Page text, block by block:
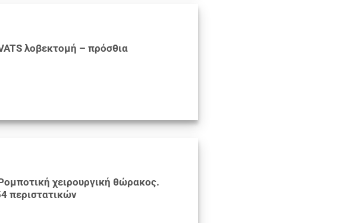
λοβεκτομή – πρόσθια
χειρουργική θώρακος.
περιστατικών